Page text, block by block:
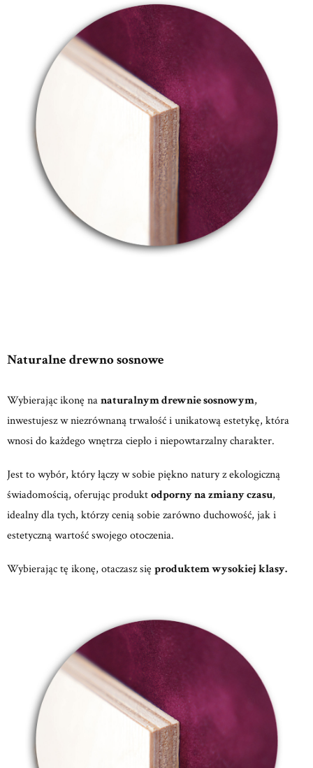
Naturalne drewno sosnowe
Wybierając ikonę nanaturalnym drewnie sosnowym,
inwestujesz w niezrównaną trwałość i unikatową estetykę, która
wnosi do każdego wnętrza ciepło i niepowtarzalny charakter.
Jest to wybór, który łączy w sobie piękno natury z ekologiczną
świadomością, oferując produktodporny na zmiany czasu,
idealny dla tych, którzy cenią sobie zarówno duchowość, jak i
estetyczną wartość swojego otoczenia.
Wybierając tę ikonę, otaczasz się produktem wysokiej klasy.